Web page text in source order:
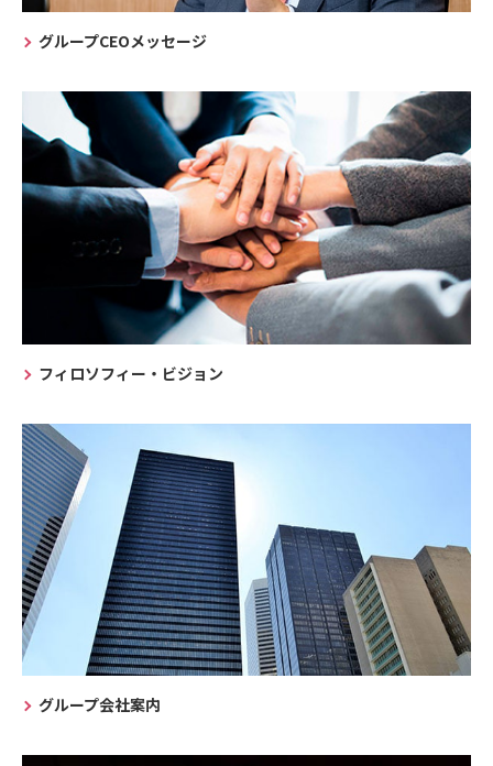
グループCEOメッセージ
フィロソフィー・ビジョン
グループ会社案内